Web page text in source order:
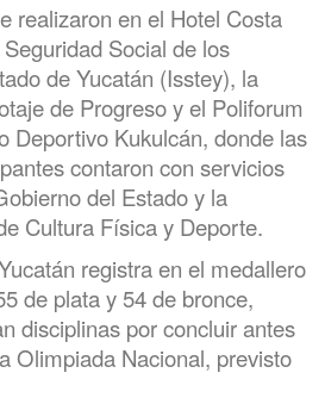
realizaron en el Hotel Costa
Social de los
de Yucatán (Isstey), la
de Progreso y el Poliforum
Deportivo Kukulcán, donde las
contaron con servicios
del Estado y la
Cultura Física y Deporte.
registra en el medallero
de plata y 54 de bronce,
disciplinas por concluir antes
Olimpiada Nacional, previsto